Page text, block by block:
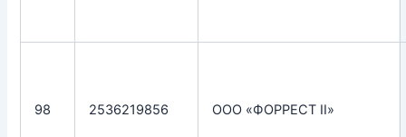
98 2536219856 ООО «ФОРРЕСТ II»